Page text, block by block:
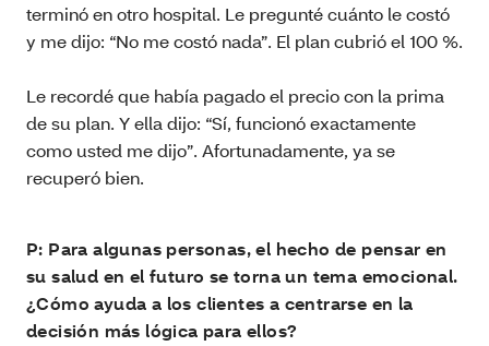
terminó en otro hospital. Le pregunté cuánto le costó
y me dijo: “No me costó nada”. El plan cubrió el 100 %.
Le recordé que había pagado el precio con la prima
de su plan. Y ella dijo: “Sí, funcionó exactamente
como usted me dijo”. Afortunadamente, ya se
recuperó bien.
P: Para algunas personas, el hecho de pensar en
su salud en el futuro se torna un tema emocional.
¿Cómo ayuda a los clientes a centrarse en la
decisión más lógica para ellos?